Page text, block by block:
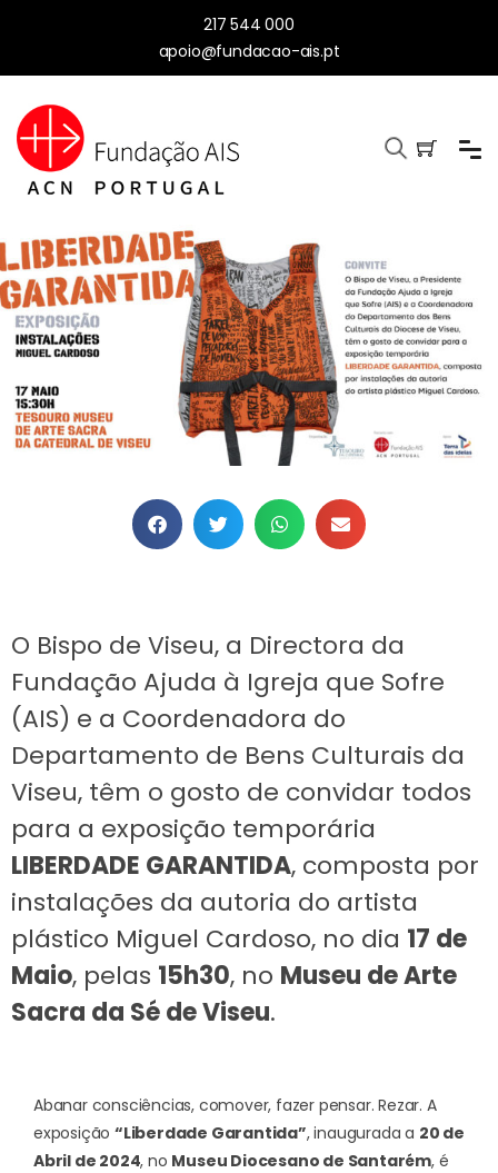
217 544 000
apoio@fundacao-ais.pt
O Bispo de Viseu, a Directora da
Fundação Ajuda à Igreja que Sofre
(AIS) e a Coordenadora do
Departamento de Bens Culturais da
Viseu, têm o gosto de convidar todos
para a exposição temporária
LIBERDADE GARANTIDA, composta por
instalações da autoria do artista
plástico Miguel Cardoso, no dia 17 de
Maio, pelas 15h30, no Museu de Arte
Sacra da Sé de Viseu.
Abanar consciências, comover, fazer pensar. Rezar. A
exposição “Liberdade Garantida”, inaugurada a 20 de
Abril de 2024, no Museu Diocesano de Santarém, é